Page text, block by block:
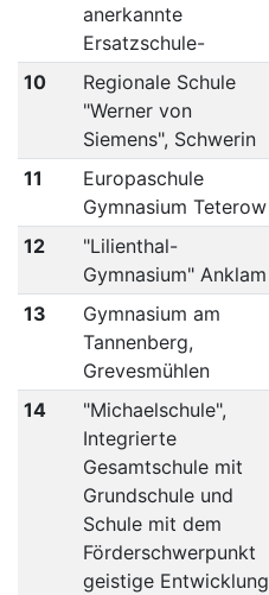
anerkannte
Ersatzschule-
10
Regionale Schule
"Werner von
Siemens", Schwerin
11
Europaschule
Gymnasium Teterow
12
"Lilienthal-
Gymnasium" Anklam
13
Gymnasium am
Tannenberg,
Grevesmühlen
14
"Michaelschule",
Integrierte
Gesamtschule mit
Grundschule und
Schule mit dem
Förderschwerpunkt
geistige Entwicklung